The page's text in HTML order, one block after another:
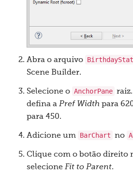
Abra o arquivo
Scene Builder.
Selecione o AnchorPane
defina a Pref Width para
para 450.
Adicione um BarChart no
Clique com o botão direito
selecione Fit to Parent.